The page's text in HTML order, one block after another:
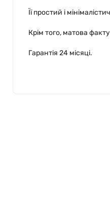
Її простий і
Крім того, матова
Гарантія 24 місяці.